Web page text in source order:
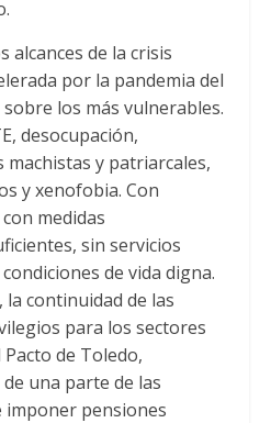
.
alcances de la crisis
por la pandemia del
los más vulnerables.
, desocupación,
machistas y patriarcales,
y xenofobia. Con
con medidas
, sin servicios
de vida digna.
, la continuidad de las
para los sectores
Pacto de Toledo,
una parte de las
imponer pensiones